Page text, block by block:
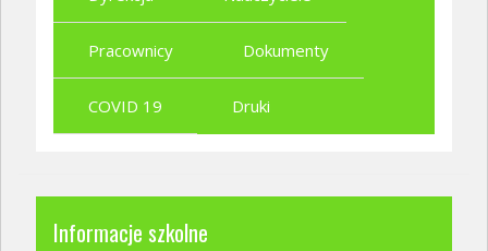
Pracownicy Dokumenty
COVID 19 Druki
Informacje szkolne